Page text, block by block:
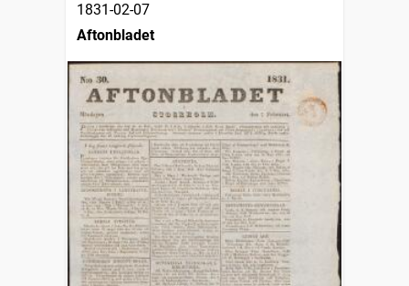
1831-02-07
Aftonbladet